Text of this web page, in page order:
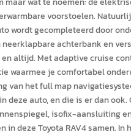
voorstoelen.
wordt gecompleteerd door
achterbank en
altijd. Met adaptive cruise
waarmee je comfortabel
van het full map
auto, en die is er dan
isofix-aansluiting
in deze Toyota RAV4 samen.